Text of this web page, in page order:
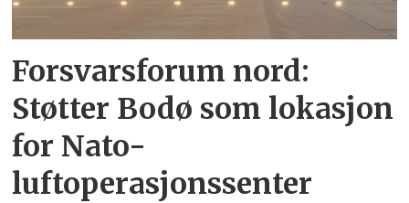
Forsvarsforum nord:
Støtter Bodø som lokasjon
for Nato-
luftoperasjonssenter